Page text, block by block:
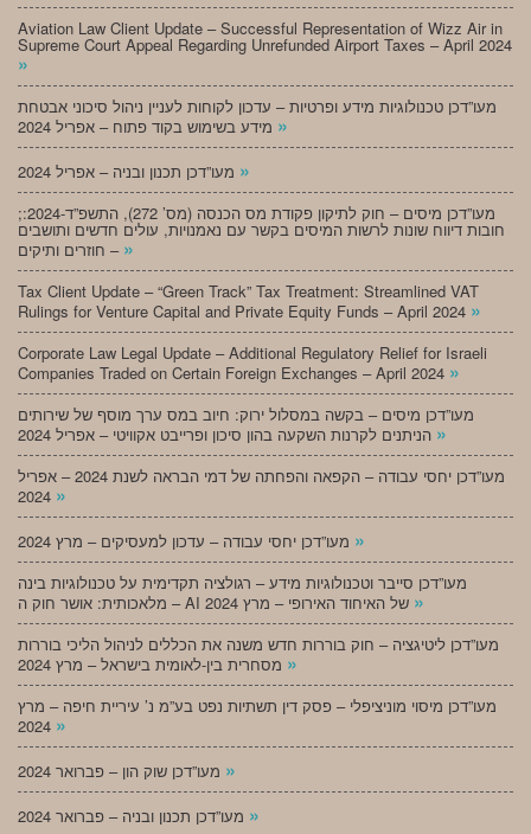
Aviation Law Client Update – Successful Representation of Wizz Air in
Supreme Court Appeal Regarding Unrefunded Airport Taxes – April 2024
»
מעו”דכן טכנולוגיות מידע ופרטיות – עדכון לקוחות לעניין ניהול סיכוני אבטחת
»
»
;מעו”דכן מיסים – חוק לתיקון פקודת מס הכנסה (מס’ 272), התשפ”ד-2024:
חובות דיווח שונות לרשות המיסים בקשר עם נאמנויות, עולים חדשים ותושבים
חוזרים ותיקים – »
Tax Client Update – “Green Track” Tax Treatment: Streamlined VAT
Rulings for Venture Capital and Private Equity Funds – April 2024 »
Corporate Law Legal Update – Additional Regulatory Relief for Israeli
Companies Traded on Certain Foreign Exchanges – April 2024 »
מעו”דכן מיסים – בקשה במסלול ירוק: חיוב במס ערך מוסף של שירותים
»
מעו”דכן יחסי עבודה – הקפאה והפחתה של דמי הבראה לשנת 2024 – אפריל
»
»
מעו”דכן סייבר וטכנולוגיות מידע – רגולציה תקדימית על טכנולוגיות בינה
»
מעו”דכן ליטיגציה – חוק בוררות חדש משנה את הכללים לניהול הליכי בוררות
»
מעו”דכן מיסוי מוניציפלי – פסק דין תשתיות נפט בע”מ נ’ עיריית חיפה – מרץ
»
»
»